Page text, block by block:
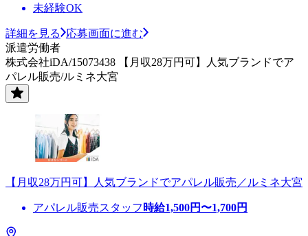
未経験OK
詳細を見る
応募画面に進む
派遣労働者
株式会社iDA/15073438 【月収28万円可】人気ブランドでア
パレル販売/ルミネ大宮
【月収28万円可】人気ブランドでアパレル販売／ルミネ大宮
アパレル販売スタッフ 時給1,500円〜1,700円